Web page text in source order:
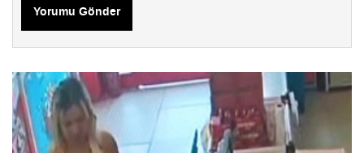
Yorumu Gönder